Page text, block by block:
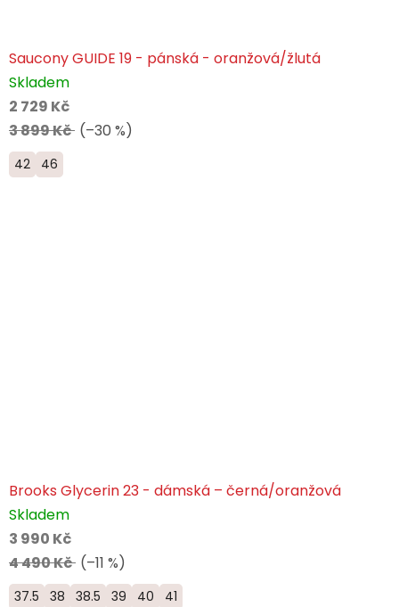
Saucony GUIDE 19 - pánská - oranžová/žlutá
Skladem
2 729 Kč
3 899 Kč (–30 %)
42 46
Brooks Glycerin 23 - dámská – černá/oranžová
Skladem
3 990 Kč
4 490 Kč (–11 %)
37.5 38 38.5 39 40 41